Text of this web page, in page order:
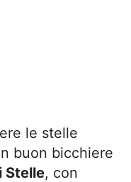
le stelle
buon bicchiere
Stelle, con